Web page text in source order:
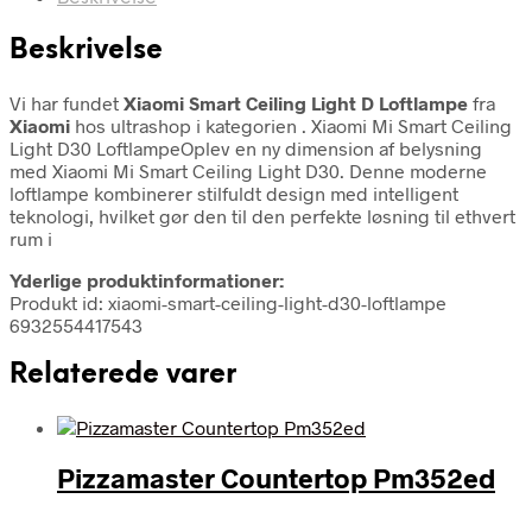
Beskrivelse
Vi har fundet Xiaomi Smart Ceiling Light D Loftlampe fra
Xiaomi hos ultrashop i kategorien . Xiaomi Mi Smart Ceiling
Light D30 LoftlampeOplev en ny dimension af belysning
med Xiaomi Mi Smart Ceiling Light D30. Denne moderne
loftlampe kombinerer stilfuldt design med intelligent
teknologi, hvilket gør den til den perfekte løsning til ethvert
rum i
Yderlige produktinformationer:
Produkt id: xiaomi-smart-ceiling-light-d30-loftlampe
6932554417543
Relaterede varer
Pizzamaster Countertop Pm352ed